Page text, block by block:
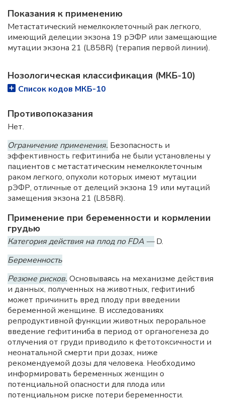
Показания к применению
Метастатический немелкоклеточный рак легкого,
имеющий делеции экзона 19 рЭФР или замещающие
мутации экзона 21 (L858R) (терапия первой линии).
Нозологическая классификация (МКБ-10)
Список кодов МКБ-10
Противопоказания
Нет.
Ограничение применения. Безопасность и
эффективность гефитиниба не были установлены у
пациентов с метастатическим немелкоклеточным
раком легкого, опухоли которых имеют мутации
рЭФР, отличные от делеций экзона 19 или мутаций
замещения экзона 21 (L858R).
Применение при беременности и кормлении
грудью
Категория действия на плод по FDA —D.
Беременность
Резюме рисков. Основываясь на механизме действия
и данных, полученных на животных, гефитиниб
может причинить вред плоду при введении
беременной женщине. В исследованиях
репродуктивной функции животных пероральное
введение гефитиниба в период от органогенеза до
отлучения от груди приводило к фетотоксичности и
неонатальной смерти при дозах, ниже
рекомендуемой дозы для человека. Необходимо
информировать беременных женщин о
потенциальной опасности для плода или
потенциальном риске потери беременности.